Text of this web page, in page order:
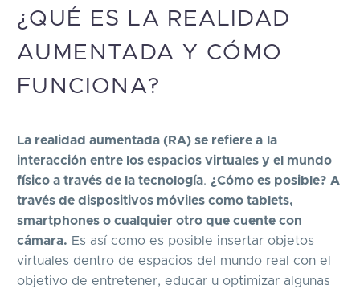
¿QUÉ ES LA REALIDAD
AUMENTADA Y CÓMO
FUNCIONA?
La realidad aumentada (RA) se refiere a la
interacción entre los espacios virtuales y el mundo
físico a través de la tecnología. ¿Cómo es posible? A
través de dispositivos móviles como tablets,
smartphones o cualquier otro que cuente con
cámara. Es así como es posible insertar objetos
virtuales dentro de espacios del mundo real con el
objetivo de entretener, educar u optimizar algunas